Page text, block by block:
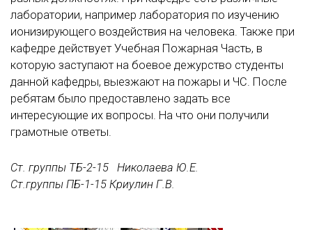
лаборатории, например лаборатория по изучению
ионизирующего воздействия на человека. Также при
кафедре действует Учебная Пожарная Часть, в
которую заступают на боевое дежурство студенты
данной кафедры, выезжают на пожары и ЧС. После
ребятам было предоставлено задать все
интересующие их вопросы. На что они получили
грамотные ответы.
Ст. группы ТБ-2-15 Николаева Ю.Е.
Ст.группы ПБ-1-15 Криулин Г.В.